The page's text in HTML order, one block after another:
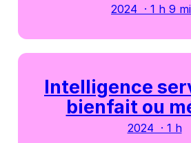
2024 · 1 h 9
Intelligence
bienfait ou
2024 · 1 h